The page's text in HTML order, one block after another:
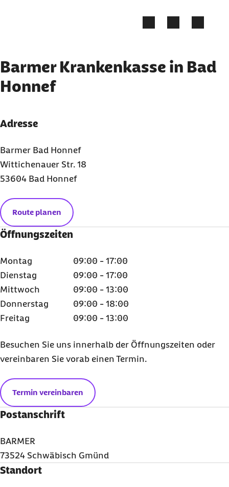
Barmer Krankenkasse in Bad
Honnef
Adresse
Barmer Bad Honnef
Wittichenauer Str. 18
53604 Bad Honnef
Route planen
Öffnungszeiten
Montag
09:00 - 17:00
Dienstag
09:00 - 17:00
Mittwoch
09:00 - 13:00
Donnerstag
09:00 - 18:00
Freitag
09:00 - 13:00
Besuchen Sie uns innerhalb der Öffnungszeiten oder
vereinbaren Sie vorab einen Termin.
Termin vereinbaren
Postanschrift
BARMER
73524 Schwäbisch Gmünd
Standort